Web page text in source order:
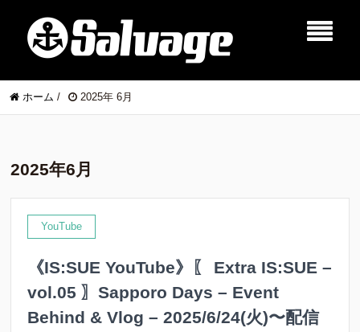
ホーム / 2025年 6月
2025年6月
YouTube
《IS:SUE YouTube》〖 Extra IS:SUE –
vol.05 〗Sapporo Days – Event
Behind & Vlog – 2025/6/24(火)〜配信